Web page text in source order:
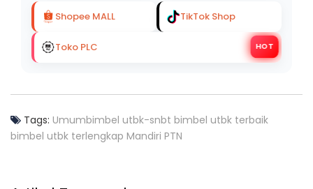
Shopee MALL TikTok Shop
HOT
Toko PLC
Tags: Umumbimbel utbk-snbt bimbel utbk terbaik
bimbel utbk terlengkap Mandiri PTN